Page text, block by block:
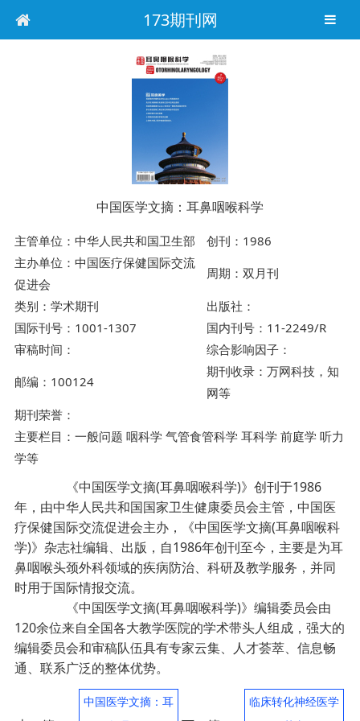
173期刊网
中国医学文摘：耳鼻咽喉科学
主管单位：中华人民共和国卫生部
创刊：1986
主办单位：中国医疗保健国际交流
促进会
周期：双月刊
类别：学术期刊
出版社：
国际刊号：1001-1307
国内刊号：11-2249/R
审稿时间：
综合影响因子：
邮编：100124
期刊收录：万网科技，知
网等
期刊荣誉：
主要栏目：一般问题 咽科学 气管食管科学 耳科学 前庭学 听力
学等
《中国医学文摘(耳鼻咽喉科学)》创刊于1986
年，由中华人民共和国国家卫生健康委员会主管，中国医
疗保健国际交流促进会主办，《中国医学文摘(耳鼻咽喉科
学)》杂志社编辑、出版，自1986年创刊至今，主要是为耳
鼻咽喉头颈外科领域的疾病防治、科研及教学服务，并同
时用于国际情报交流。
《中国医学文摘(耳鼻咽喉科学)》编辑委员会由
120余位来自全国各大教学医院的学术带头人组成，强大的
编辑委员会和审稿队伍具有专家云集、人才荟萃、信息畅
通、联系广泛的整体优势。
中国医学文摘：耳
临床转化神经医学